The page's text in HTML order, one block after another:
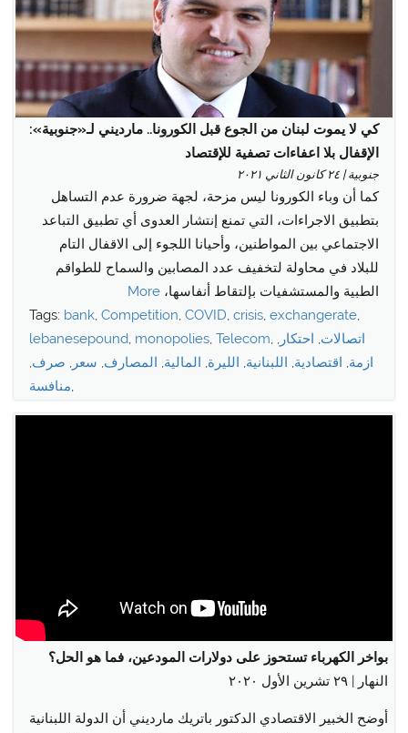
كي لا يموت لبنان من الجوع قبل الكورونا.. مارديني لـ«جنوبية»:
الإقفال بلا اعفاءات تصفية للإقتصاد
جنوبية | ٢٤ كانون الثاني ٢٠٢١
كما أن وباء الكورونا ليس مزحة، لجهة ضرورة عدم التساهل
بتطبيق الاجراءات، التي تمنع إنتشار العدوى أي تطبيق التباعد
الاجتماعي بين المواطنين، وأحيانا اللجوء إلى الاقفال التام
للبلاد في محاولة لتخفيف عدد المصابين والسماح للطواقم
الطبية والمستشفيات بإلتقاط أنفاسها،
Tags: bank, Competition, COVID, crisis, exchangerate,
lebanesepound, monopolies, Telecom, اتصالات, احتكار ,
ازمة, اقتصادية, اللبنانية, الليرة, المالية, المصارف, سعر , صرف,
منافسة,
بواخر الكهرباء تستحوز على دولارات المودعين، فما هو الحل؟
النهار | ٢٩ تشرين الأول ٢٠٢٠
أوضح الخبير الاقتصادي الدكتور باتريك مارديني أن الدولة اللبنانية